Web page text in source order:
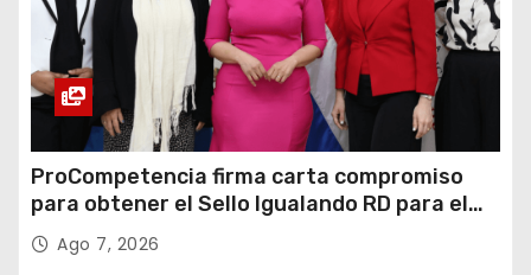
ProCompetencia firma carta compromiso
para obtener el Sello Igualando RD para el
Sector Público
Ago 7, 2026